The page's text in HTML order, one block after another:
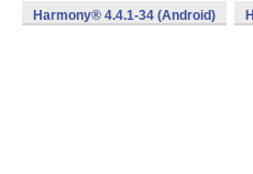
Harmony® 4.4.1-34 (Android)